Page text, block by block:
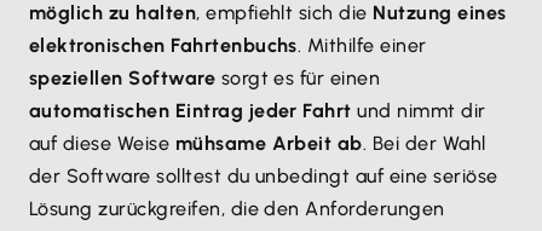
möglich zu halten, empfiehlt sich die Nutzung eines
elektronischen Fahrtenbuchs. Mithilfe einer
speziellen Software sorgt es für einen
automatischen Eintrag jeder Fahrt und nimmt dir
auf diese Weise mühsame Arbeit ab. Bei der Wahl
der Software solltest du unbedingt auf eine seriöse
Lösung zurückgreifen, die den Anforderungen